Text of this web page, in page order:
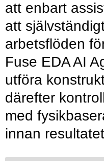
att enbart
att
arbetsflöden
Fuse EDA AI
utföra
därefter
med
innan